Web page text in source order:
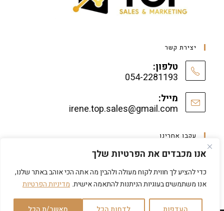
אנו מכבדים את הפרטיות שלך
כדי להציע לך חווית לקוח מעולה ולהבין מה אתה הכי אוהב באתר שלנו,
אנו משתמשים בעוגיות הניתנות להתאמה אישית. מדיניות הפרטיות
יצירת קשר
טלפון:
054-2281193
מייל:
irene.top.sales@gmail.com
עקבו אחרינו